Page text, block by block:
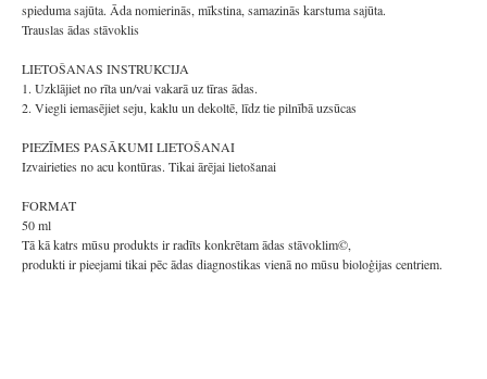
spieduma sajūta. Āda nomierinās, mīkstina, samazinās karstuma sajūta.
Trauslas ādas stāvoklis
LIETOŠANAS INSTRUKCIJA
1. Uzklājiet no rīta un/vai vakarā uz tīras ādas.
2. Viegli iemasējiet seju, kaklu un dekoltē, līdz tie pilnībā uzsūcas
PIEZĪMES PASĀKUMI LIETOŠANAI
Izvairieties no acu kontūras. Tikai ārējai lietošanai
FORMAT
50 ml
Tā kā katrs mūsu produkts ir radīts konkrētam ādas stāvoklim©,
produkti ir pieejami tikai pēc ādas diagnostikas vienā no mūsu bioloģijas centriem.